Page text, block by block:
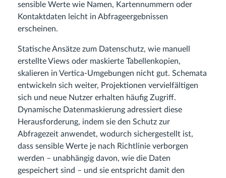
sensible Werte wie Namen, Kartennummern oder
Kontaktdaten leicht in Abfrageergebnissen
erscheinen.
Statische Ansätze zum Datenschutz, wie manuell
erstellte Views oder maskierte Tabellenkopien,
skalieren in Vertica-Umgebungen nicht gut. Schemata
entwickeln sich weiter, Projektionen vervielfältigen
sich und neue Nutzer erhalten häufig Zugriff.
Dynamische Datenmaskierung adressiert diese
Herausforderung, indem sie den Schutz zur
Abfragezeit anwendet, wodurch sichergestellt ist,
dass sensible Werte je nach Richtlinie verborgen
werden – unabhängig davon, wie die Daten
gespeichert sind – und sie entspricht damit den